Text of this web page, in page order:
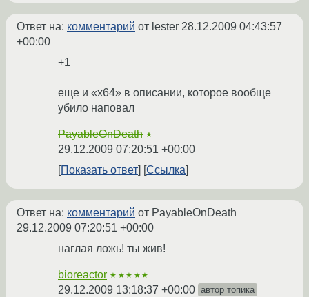
Ответ на: комментарий от lester 28.12.2009 04:43:57
+00:00
+1
еще и «x64» в описании, которое вообще
убило наповал
PayableOnDeath ★
29.12.2009 07:20:51 +00:00
Показать ответ
Ссылка
Ответ на: комментарий от PayableOnDeath
29.12.2009 07:20:51 +00:00
наглая ложь! ты жив!
bioreactor ★★★★★
29.12.2009 13:18:37 +00:00 автор топика